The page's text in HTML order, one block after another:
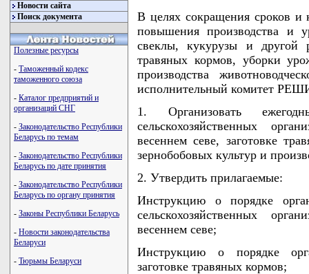
Новости сайта
Поиск документа
Полезные ресурсы
- Таможенный кодекс
таможенного союза
- Каталог предприятий и
организаций СНГ
- Законодательство Республики
Беларусь по темам
- Законодательство Республики
Беларусь по дате принятия
- Законодательство Республики
Беларусь по органу принятия
- Законы Республики Беларусь
- Новости законодательства
Беларуси
- Тюрьмы Беларуси
В целях сокращения сроков и
повышения производства и
свеклы, кукурузы и другой
травяных кормов, уборки
производства
исполнительный комитет
1. Организовать
сельскохозяйственных
весеннем севе, заготовке
зернобобовых культур и
2. Утвердить прилагаемые:
Инструкцию о порядке
сельскохозяйственных
весеннем севе;
Инструкцию о порядке
заготовке травяных кормов;